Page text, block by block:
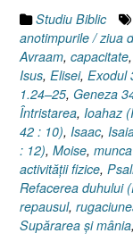
şi
Studiu Biblic
anotimpurile / ziua
Avraam, capacitate,
Isus, Elisei, Exodul
1.24–25, Geneza
Întristarea, Ioahaz
42 : 10), Isaac,
: 12), Moise,
activităţii fizice,
Refacerea duhului
repausul,
Supărarea şi mânia